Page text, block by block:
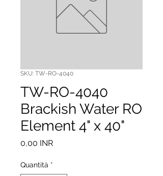
SKU: TW-RO-4040
TW-RO-4040
Brackish Water RO
Element 4" x 40"
0,00 INRPrezzo
Quantità *